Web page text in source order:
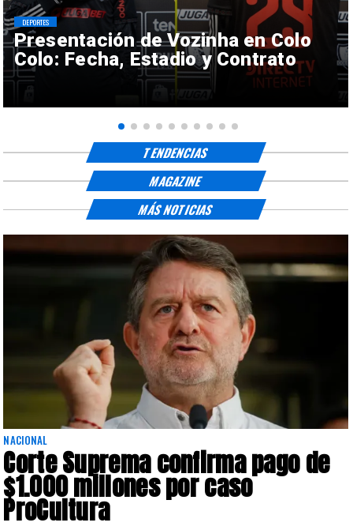
Presentación de Vozinha en Colo
Colo: Fecha, Estadio y Contrato
DEPORTES
TENDENCIAS
MAGAZINE
NACIONAL
Corte Suprema confirma pago de
$1.000 millones por caso
ProCultura
MÁS NOTICIAS